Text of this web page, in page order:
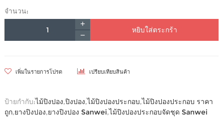
จำนวน:
หยิบใส่ตระกร้า
เพิ่มในรายการโปรด เปรียบเทียบสินค้า
ป้ายกำกับ:ไม้ปิงปอง,ปิงปอง,ไม้ปิงปองประกอบ,ไม้ปิงปองประกอบ ราคา
ถูก,ยางปิงปอง,ยางปิงปอง Sanwei,ไม้ปิงปองประกอบจัดชุด Sanwei